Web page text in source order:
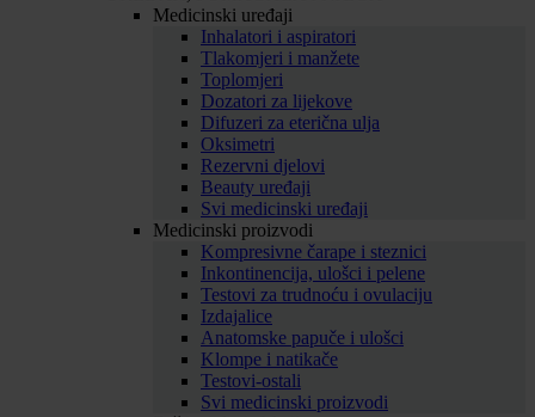
Medicinski uređaji
Inhalatori i aspiratori
Tlakomjeri i manžete
Toplomjeri
Dozatori za lijekove
Difuzeri za eterična ulja
Oksimetri
Rezervni djelovi
Beauty uređaji
Svi medicinski uređaji
Medicinski proizvodi
Kompresivne čarape i steznici
Inkontinencija, ulošci i pelene
Testovi za trudnoću i ovulaciju
Izdajalice
Anatomske papuče i ulošci
Klompe i natikače
Testovi-ostali
Svi medicinski proizvodi